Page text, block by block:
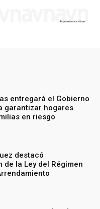
entregará el Gobierno
garantizar hogares
en riesgo
destacó
de la Ley del Régimen